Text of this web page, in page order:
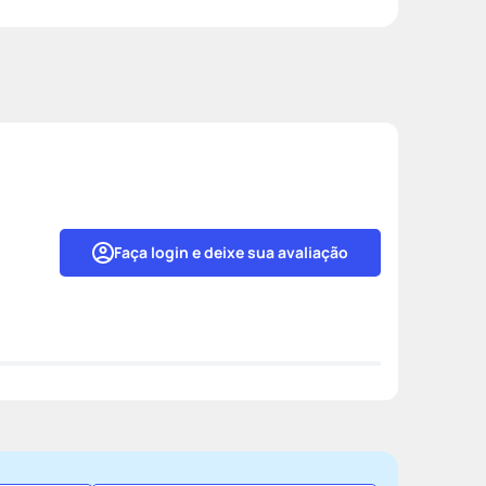
Faça login e deixe sua avaliação